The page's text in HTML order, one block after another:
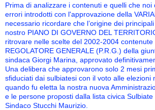
Prima di analizzare i contenuti e quelli che
errori introdotti con l'approvazione della
necessario ricordare che l’origine dei
nostro PIANO DI GOVERNO DEL
ritrovare nelle scelte del 2002-2004 contenute
REGOLATORE GENERALE (P.R.G.) della
sindaca Giorgi Marina, approvato
Una delibera che approvarono solo 2 mesi
sfiduciati dai sulbiatesi con il voto alle elezioni
quando fu eletta la nostra nuova
e le persone proposti dalla lista civica Sulbiate
Sindaco Stucchi Maurizio.